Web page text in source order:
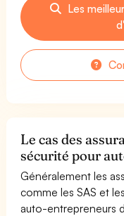
Les
Le cas des
sécurité pour
Généralement les
comme les SAS et
auto-entrepreneurs